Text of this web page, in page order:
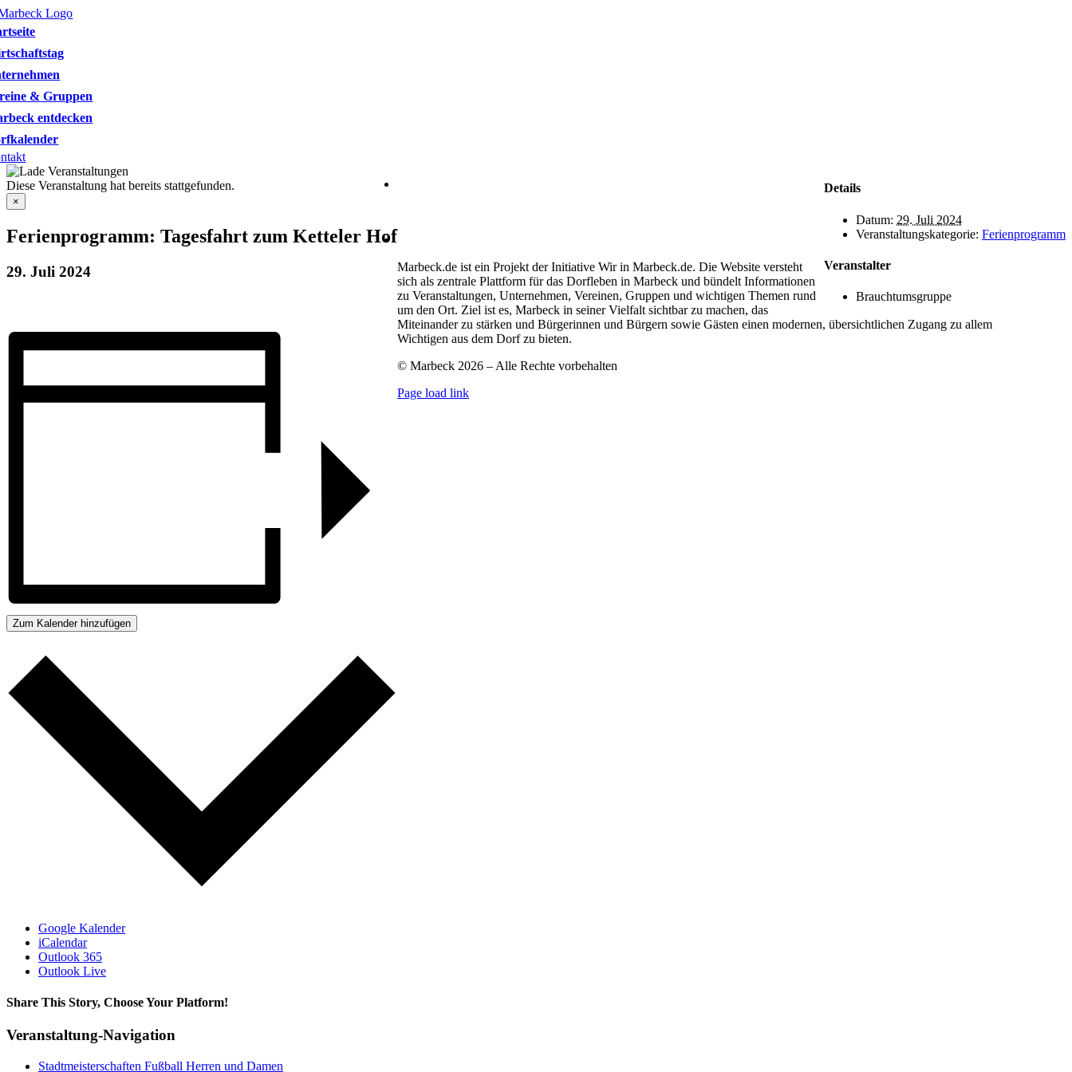
Skip
to
content
& Gruppen
entdecken
Diese Veranstaltung hat bereits stattgefunden.
×
Ferienprogramm: Tagesfahrt zum Ketteler Hof
29. Juli 2024
Zum Kalender hinzufügen
Google Kalender
iCalendar
Outlook 365
Outlook Live
Share This Story, Choose Your Platform!
Facebook
X
Bluesky
Reddit
LinkedIn
WhatsApp
Telegram
Tumblr
Xing
Email
Copy
Veranstaltung-Navigation
Stadtmeisterschaften Fußball Herren und Damen
Details
Datum: 29. Juli 2024
Veranstaltungskategorie: Ferienprogramm
Veranstalter
Brauchtumsgruppe
Marbeck.de ist ein Projekt der Initiative Wir in Marbeck.de. Die Website versteht
sich als zentrale Plattform für das Dorfleben in Marbeck und bündelt Informationen
zu Veranstaltungen, Unternehmen, Vereinen, Gruppen und wichtigen Themen rund
um den Ort. Ziel ist es, Marbeck in seiner Vielfalt sichtbar zu machen, das
Miteinander zu stärken und Bürgerinnen und Bürgern sowie Gästen einen modernen, übersichtlichen Zugang zu allem
Wichtigen aus dem Dorf zu bieten.
© Marbeck 2026 – Alle Rechte vorbehalten
Page load link